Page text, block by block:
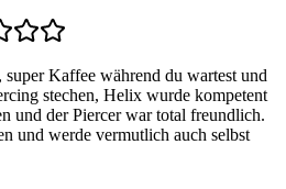
Kaffee während du wartest und
stechen, Helix wurde kompetent
und der Piercer war total freundlich.
und werde vermutlich auch selbst